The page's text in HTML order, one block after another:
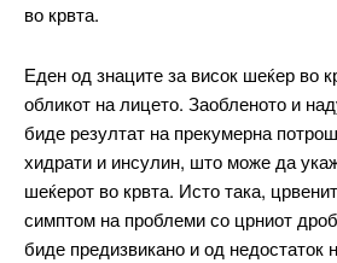
во крвта.
Еден од знаците за висок шеќер во
обликот на лицето. Заобленото и
биде резултат на прекумерна
хидрати и инсулин, што може да
шеќерот во крвта. Исто така,
симптом на проблеми со црниот
биде предизвикано и од недостаток